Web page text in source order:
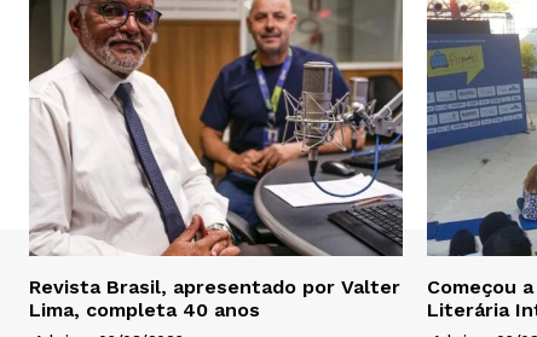
Revista Brasil, apresentado por Valter
Lima, completa 40 anos
Começou
Literária